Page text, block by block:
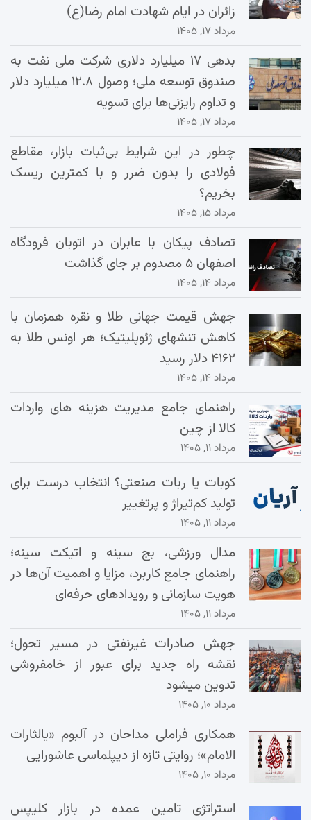
زائران در ایام شهادت امام رضا(ع)
مرداد ۱۷, ۱۴۰۵
بدهی ۱۷ میلیارد دلاری شرکت ملی نفت به
صندوق توسعه ملی؛ وصول ۱۲.۸ میلیارد دلار
و تداوم رایزنی‌ها برای تسویه
مرداد ۱۷, ۱۴۰۵
چطور در این شرایط بی‌ثبات بازار، مقاطع
فولادی را بدون ضرر و با کمترین ریسک
بخریم؟
مرداد ۱۵, ۱۴۰۵
تصادف پیکان با عابران در اتوبان فرودگاه
اصفهان ۵ مصدوم بر جای گذاشت
مرداد ۱۴, ۱۴۰۵
جهش قیمت جهانی طلا و نقره همزمان با
کاهش تنشهای ژئوپلیتیک؛ هر اونس طلا به
۴۱۶۲ دلار رسید
مرداد ۱۴, ۱۴۰۵
راهنمای جامع مدیریت هزینه‌ های واردات
کالا از چین
مرداد ۱۱, ۱۴۰۵
کوبات یا ربات صنعتی؟ انتخاب درست برای
تولید کم‌تیراژ و پرتغییر
مرداد ۱۱, ۱۴۰۵
مدال ورزشی، بج سینه و اتیکت سینه؛
راهنمای جامع کاربرد، مزایا و اهمیت آن‌ها در
هویت سازمانی و رویدادهای حرفه‌ای
مرداد ۱۱, ۱۴۰۵
جهش صادرات غیرنفتی در مسیر تحول؛
نقشه راه جدید برای عبور از خامفروشی
تدوین میشود
مرداد ۱۰, ۱۴۰۵
همکاری فراملی مداحان در آلبوم «یالثارات
الامام»؛ روایتی تازه از دیپلماسی عاشورایی
مرداد ۱۰, ۱۴۰۵
استراتژی تامین عمده در بازار کلیپس